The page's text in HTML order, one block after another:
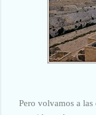
Pero volvamos a las